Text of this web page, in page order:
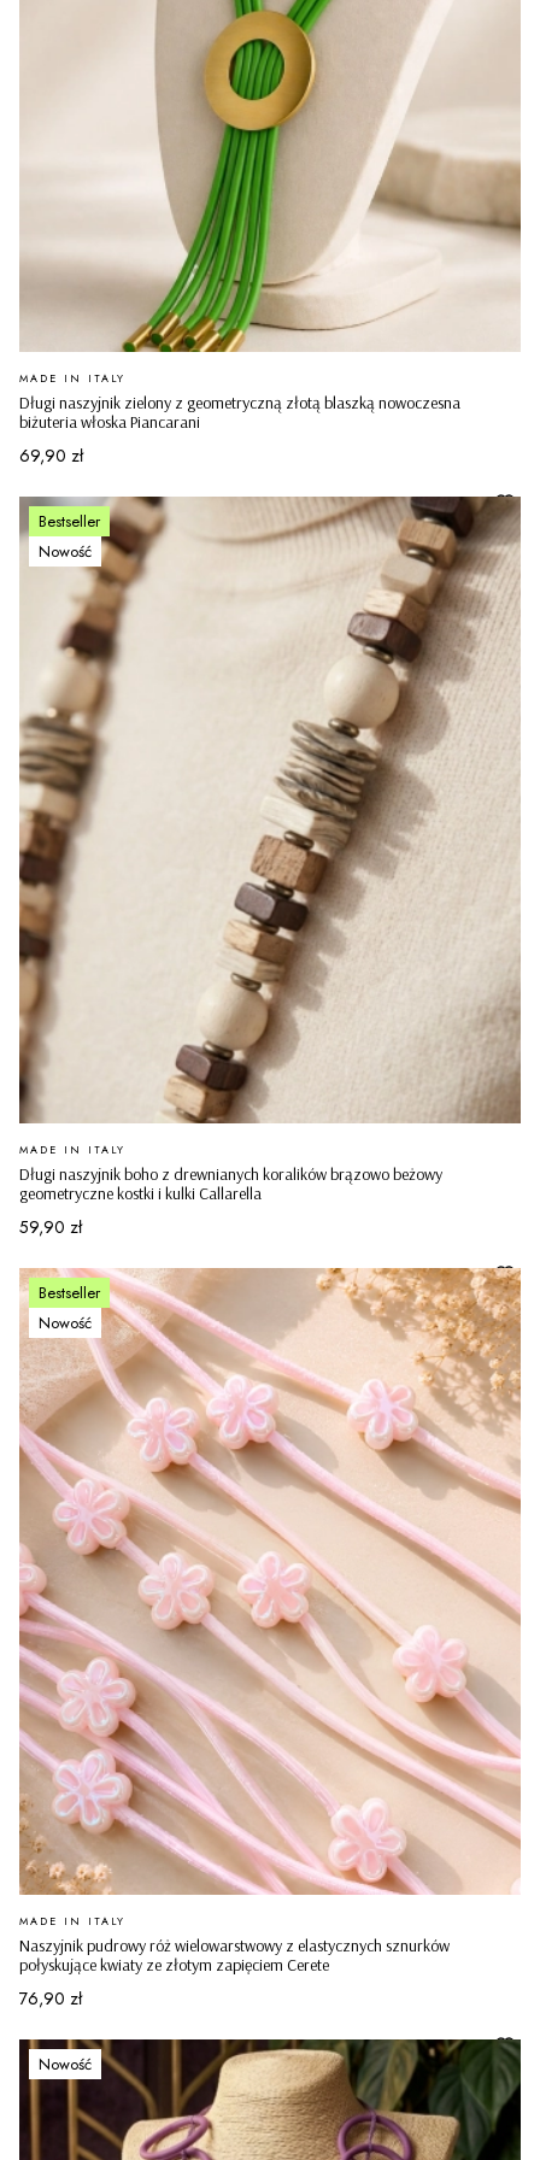
Długi naszyjnik zielony z geometryczną złotą blaszką nowoczesna
biżuteria włoska Piancarani
PRODUCENT
MADE IN ITALY
Cena
69,90 zł
Bestseller
Nowość
Długi naszyjnik boho z drewnianych koralików brązowo beżowy
geometryczne kostki i kulki Callarella
PRODUCENT
MADE IN ITALY
Cena
59,90 zł
Bestseller
Nowość
Naszyjnik pudrowy róż wielowarstwowy z elastycznych sznurków
połyskujące kwiaty ze złotym zapięciem Cerete
PRODUCENT
MADE IN ITALY
Cena
76,90 zł
Nowość